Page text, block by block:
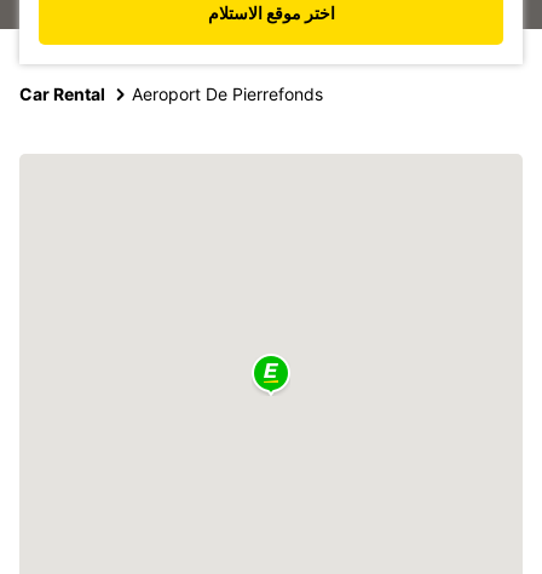
اختر موقع الاستلام
Car Rental Aeroport De Pierrefonds